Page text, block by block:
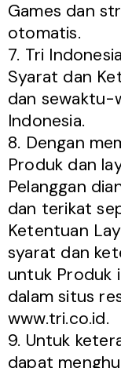
Games dan
otomatis.
7. Tri
Syarat dan
dan sewaktu-
Indonesia.
8. Dengan
Produk dan
Pelanggan
dan terikat
Ketentuan
syarat dan
untuk Produk
dalam situs
www.tri.co.id.
9. Untuk
dapat